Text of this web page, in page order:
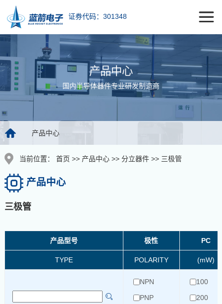
证券代码：301348
产品中心
国内半导体器件专业研发制造商
产品中心
当前位置： 首页 >> 产品中心>> 分立器件>> 三极管
产品中心
三极管
产品型号 极性 PC
TYPE POLARITY (mW)
NPN
PNP
100
200